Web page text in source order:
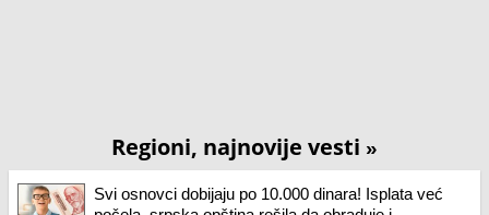
Regioni, najnovije vesti »
Svi osnovci dobijaju po 10.000 dinara! Isplata već